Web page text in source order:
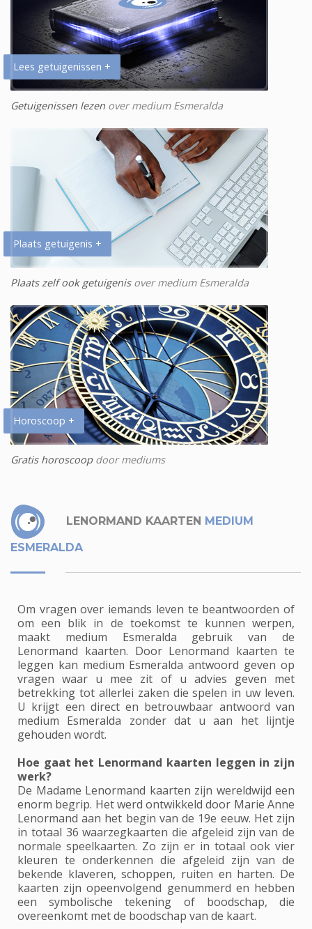
Lees getuigenissen +
Getuigenissen lezen over medium Esmeralda
Plaats getuigenis +
Plaats zelf ook getuigenisover medium Esmeralda
Horoscoop +
Gratis horoscoopdoor mediums
LENORMAND KAARTEN MEDIUM
ESMERALDA
Om vragen over iemands leven te beantwoorden of
om een blik in de toekomst te kunnen werpen,
maakt medium Esmeralda gebruik van de
Lenormand kaarten. Door Lenormand kaarten te
leggen kan medium Esmeralda antwoord geven op
vragen waar u mee zit of u advies geven met
betrekking tot allerlei zaken die spelen in uw leven.
U krijgt een direct en betrouwbaar antwoord van
medium Esmeralda zonder dat u aan het lijntje
gehouden wordt.
Hoe gaat het Lenormand kaarten leggen in zijn
werk?
De Madame Lenormand kaarten zijn wereldwijd een
enorm begrip. Het werd ontwikkeld door Marie Anne
Lenormand aan het begin van de 19e eeuw. Het zijn
in totaal 36 waarzegkaarten die afgeleid zijn van de
normale speelkaarten. Zo zijn er in totaal ook vier
kleuren te onderkennen die afgeleid zijn van de
bekende klaveren, schoppen, ruiten en harten. De
kaarten zijn opeenvolgend genummerd en hebben
een symbolische tekening of boodschap, die
overeenkomt met de boodschap van de kaart.